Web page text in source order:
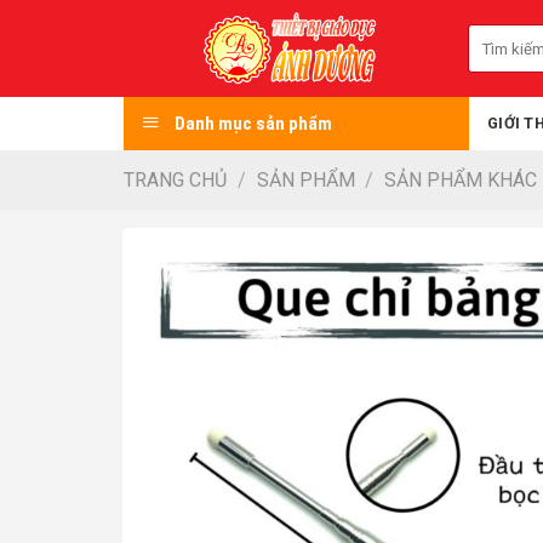
kiếm:
Danh mục sản phẩm GIỚI
TRANG CHỦ / SẢN PHẨM / SẢN PHẨM KHÁC